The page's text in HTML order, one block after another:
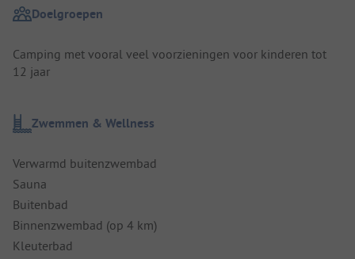
Doelgroepen
Camping met vooral veel voorzieningen voor kinderen tot
12 jaar
Zwemmen & Wellness
Verwarmd buitenzwembad
Sauna
Buitenbad
Binnenzwembad (op 4 km)
Kleuterbad